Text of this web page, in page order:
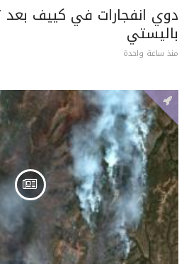
دوي انفجارات في كييف
باليستي
منذ ساعة واحدة